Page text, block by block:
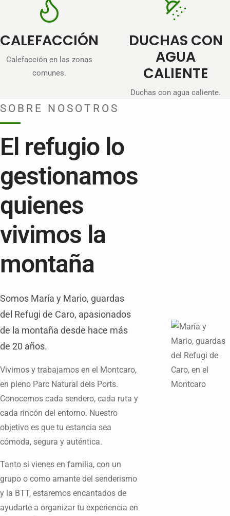
CALEFACCIÓN
Calefacción en las zonas
comunes.
DUCHAS CON
AGUA
CALIENTE
Duchas con agua caliente.
SOBRE NOSOTROS
El refugio lo
gestionamos
quienes
vivimos la
montaña
Somos María y Mario, guardas
del Refugi de Caro, apasionados
de la montaña desde hace más
de 20 años.
Vivimos y trabajamos en el Montcaro,
en pleno Parc Natural dels Ports.
Conocemos cada sendero, cada ruta y
cada rincón del entorno. Nuestro
objetivo es que tu estancia sea
cómoda, segura y auténtica.
Tanto si vienes en familia, con un
grupo o como amante del senderismo
y la BTT, estaremos encantados de
ayudarte a organizar tu experiencia en